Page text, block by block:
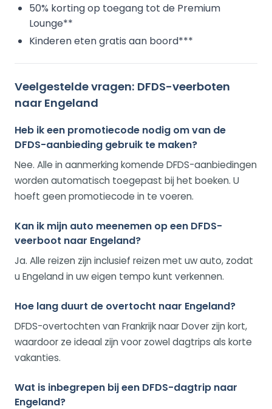
50% korting op toegang tot de Premium
Lounge**
Kinderen eten gratis aan boord***
Veelgestelde vragen: DFDS-veerboten
naar Engeland
Heb ik een promotiecode nodig om van de
DFDS-aanbieding gebruik te maken?
Nee. Alle in aanmerking komende DFDS-aanbiedingen
worden automatisch toegepast bij het boeken. U
hoeft geen promotiecode in te voeren.
Kan ik mijn auto meenemen op een DFDS-
veerboot naar Engeland?
Ja. Alle reizen zijn inclusief reizen met uw auto, zodat
u Engeland in uw eigen tempo kunt verkennen.
Hoe lang duurt de overtocht naar Engeland?
DFDS-overtochten van Frankrijk naar Dover zijn kort,
waardoor ze ideaal zijn voor zowel dagtrips als korte
vakanties.
Wat is inbegrepen bij een DFDS-dagtrip naar
Engeland?